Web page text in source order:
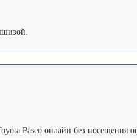
Paseo онлайн без посещения